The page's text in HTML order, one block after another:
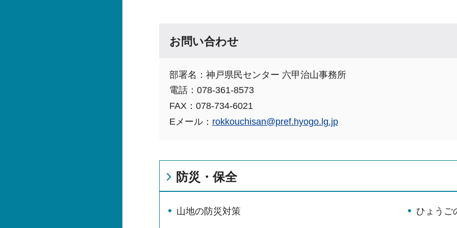
お問い合わせ
部署名：神戸県民センター 六甲治山事務所
電話：078-361-8573
FAX：078-734-6021
Eメール： rokkouchisan@pref.hyogo.lg.jp
防災・保全
山地の防災対策 ひょうご